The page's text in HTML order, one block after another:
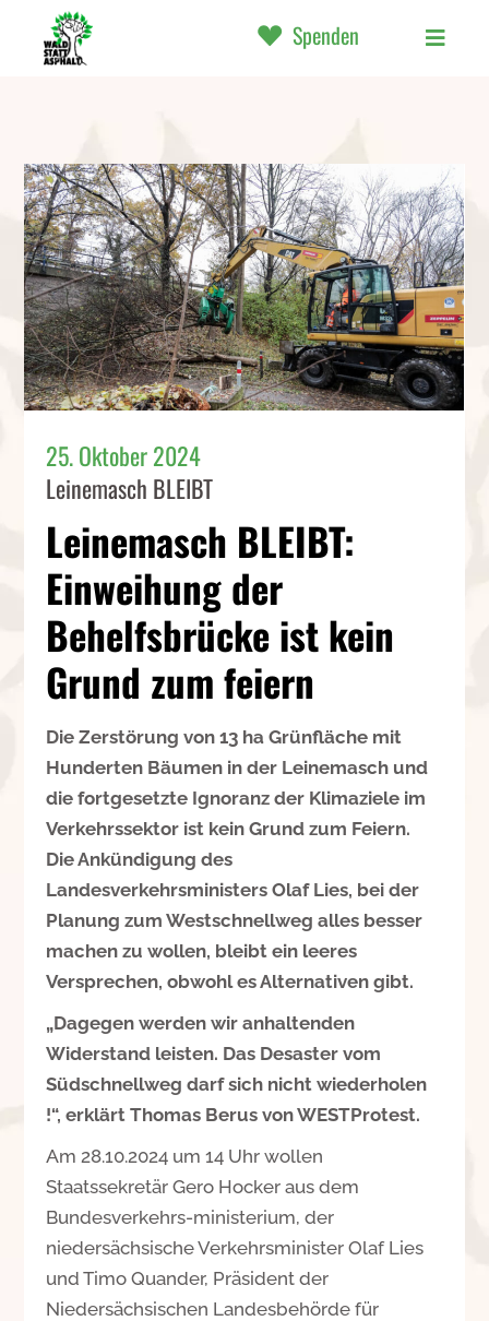
Spenden
25. Oktober 2024
Leinemasch BLEIBT
Leinemasch BLEIBT:
Einweihung der
Behelfsbrücke ist kein
Grund zum feiern
Die Zerstörung von 13 ha Grünfläche mit
Hunderten Bäumen in der Leinemasch und
die fortgesetzte Ignoranz der Klimaziele im
Verkehrssektor ist kein Grund zum Feiern.
Die Ankündigung des
Landesverkehrsministers Olaf Lies, bei der
Planung zum Westschnellweg alles besser
machen zu wollen, bleibt ein leeres
Versprechen, obwohl es Alternativen gibt.
„Dagegen werden wir anhaltenden
Widerstand leisten. Das Desaster vom
Südschnellweg darf sich nicht wiederholen
!“, erklärt Thomas Berus von WESTProtest.
Am 28.10.2024 um 14 Uhr wollen
Staatssekretär Gero Hocker aus dem
Bundesverkehrs-ministerium, der
niedersächsische Verkehrsminister Olaf Lies
und Timo Quander, Präsident der
Niedersächsischen Landesbehörde für